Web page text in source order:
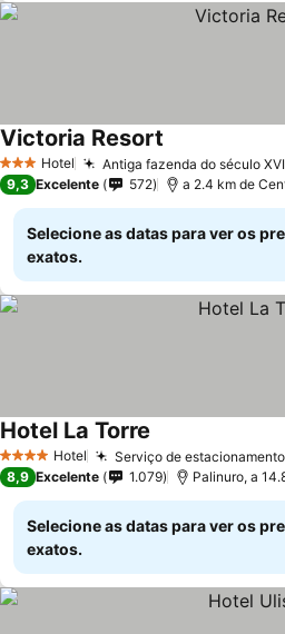
3 EstrelasHotel Antiga fazenda do século
Victoria Resort
9,3 Excelente 572 a 2.4 km de
Selecione as datas para ver os
exatos.
4 EstrelasHotel Serviço de
Hotel La Torre
8,9 Excelente 1.079 Palinuro, a
Selecione as datas para ver os
exatos.